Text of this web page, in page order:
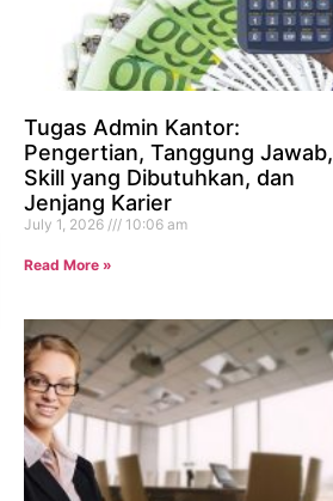
Tugas Admin Kantor:
Pengertian, Tanggung Jawab,
Skill yang Dibutuhkan, dan
Jenjang Karier
July 1, 2026 10:06 am
Read More »